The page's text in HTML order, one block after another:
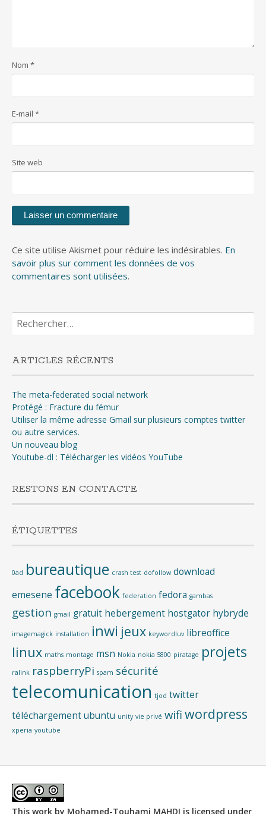
Nom *
E-mail *
Site web
Ce site utilise Akismet pour réduire les indésirables. En
savoir plus sur comment les données de vos
commentaires sont utilisées.
Rechercher :
ARTICLES RÉCENTS
The meta-federated social network
Protégé : Fracture du fémur
Utiliser la même adresse Gmail sur plusieurs comptes twitter
ou autre services.
Un nouveau blog
Youtube-dl : Télécharger les vidéos YouTube
RESTONS EN CONTACTE
ÉTIQUETTES
0ad bureautique crash test dofollow download
emesene facebook federation fedora gambas
gestion gmail gratuit hebergement hostgator hybryde
imagemagick installation inwi jeux keywordluv libreoffice
linux maths montage msn Nokia nokia 5800 piratage projets
ralink raspberryPi spam sécurité
telecomunication tjod twitter
téléchargementubuntu unity vie privé wifi wordpress
xperia youtube
This work by Mohamed-Touhami MAHDI is licensed under